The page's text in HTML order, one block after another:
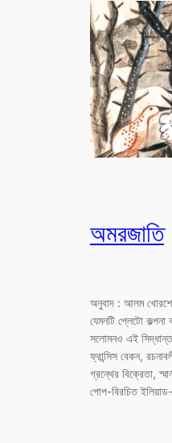
অমরজাতি
অনুবাদ : আলম
যেমনটি প্লেটো
সলোমনও এই
ফ্রান্সিস বেকন,
গ্রন্থের বিক্রেতা,
পোপ-বিরচিত